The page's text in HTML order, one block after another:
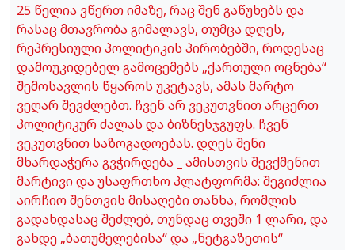
25 წელია ვწერთ იმაზე, რაც შენ გაწუხებს და
რასაც მთავრობა გიმალავს, თუმცა დღეს,
რეპრესიული პოლიტიკის პირობებში, როდესაც
დამოუკიდებელ გამოცემებს „ქართული ოცნება“
შემოსავლის წყაროს უკეტავს, ამას მარტო
ვეღარ შევძლებთ. ჩვენ არ ვეკუთვნით არცერთ
პოლიტიკურ ძალას და ბიზნესჯგუფს. ჩვენ
ვეკუთვნით საზოგადოებას. დღეს შენი
მხარდაჭერა გვჭირდება _ ამისთვის შევქმენით
მარტივი და უსაფრთხო პლატფორმა: შეგიძლია
აირჩიო შენთვის მისაღები თანხა, რომლის
გადახდასაც შეძლებ, თუნდაც თვეში 1 ლარი, და
გახდე „ბათუმელებისა“ და „ნეტგაზეთის“